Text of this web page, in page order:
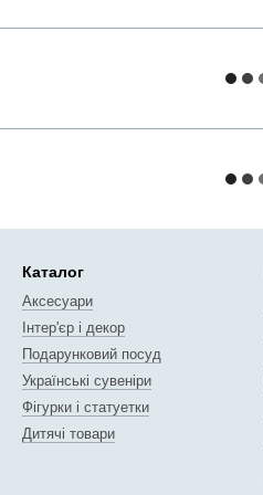
Каталог
Аксесуари
Інтер'єр і декор
Подарунковий посуд
Українські сувеніри
Фігурки і статуетки
Дитячі товари